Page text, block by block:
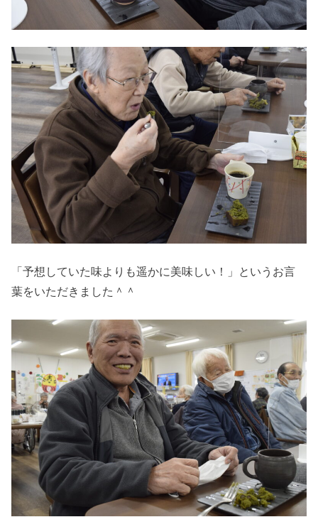
「予想していた味よりも遥かに美味しい！」というお言
葉をいただきました＾＾